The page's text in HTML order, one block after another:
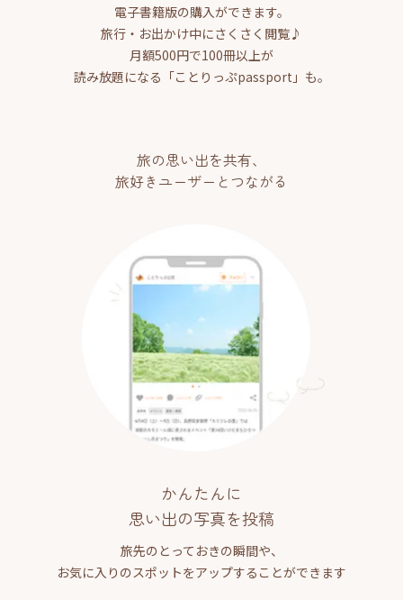
電子書籍版の購入ができます。
旅行・お出かけ中にさくさく閲覧♪
月額500円で100冊以上が
読み放題になる「ことりっぷpassport」も。
旅の思い出を共有、
旅好きユーザーとつながる
かんたんに
思い出の写真を投稿
旅先のとっておきの瞬間や、
お気に入りのスポットをアップすることができます